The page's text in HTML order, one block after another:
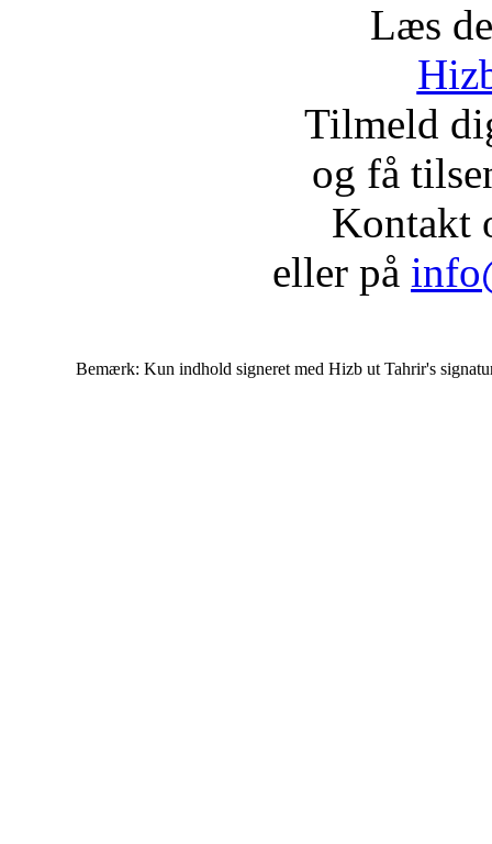
Læs
Tilmeld
og få
Kontakt
eller på
Bemærk: Kun indhold signeret med Hizb ut Tahrir's